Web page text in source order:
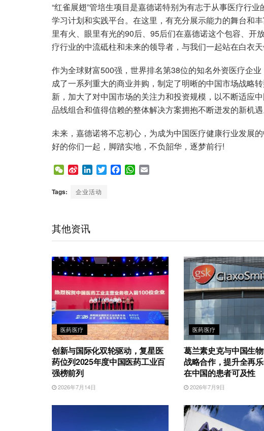
“红雀展翅”管培生项目是嘉德诺特别为有志于从事医疗行
学习计划和实践平台。在这里，有充分展示能力的舞台和
里有火、眼里有光的90后、95后们在嘉德诺这个包容、开
疗行业的中流砥柱和未来的领导者，与我们一起站在白衣
作为全球财富500强，世界排名第38位的知名外资医疗企
成了一系列重大的商业并购，制定了明晰的中国市场战略
新，加大了对中国市场的关注力和投资规模，以不断适应
品线组合和值得信赖的整体解决方案拥抱不断迸发的新机遇
未来，嘉德诺将不忘初心，为成为中国医疗健康行业发展
好的你们一起，脚踏实地，不负韶华，逐梦前行!
W
C
S
n
i
L
n
T
F
W
Tags: 企业活动
其他资讯
医药医疗
创新与国际化双轮驱动，复星医
药位列2025年度中国医药工业百
强榜前列
2026年7月14日
医药医疗
葛兰素史克与中国生
战略合作，提升全再
在中国的患者可及性
2026年7月9日